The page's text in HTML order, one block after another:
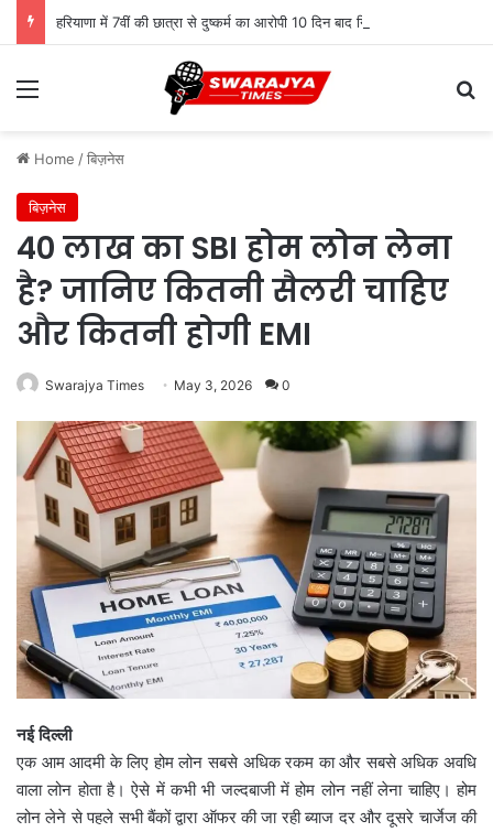
Menu
Home /बिज़नेस
बिज़नेस
40 लाख का SBI होम लोन लेना
है? जानिए कितनी सैलरी चाहिए
और कितनी होगी EMI
Swarajya Times May 3, 2026 0
नई दिल्ली
एक आम आदमी के लिए होम लोन सबसे अधिक रकम का और सबसे अधिक अवधि
वाला लोन होता है। ऐसे में कभी भी जल्दबाजी में होम लोन नहीं लेना चाहिए। होम
लोन लेने से पहले सभी बैंकों द्वारा ऑफर की जा रही ब्याज दर और दूसरे चार्जेज की